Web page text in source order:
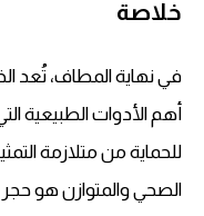
خلاصة
في نهاية المطاف، تُعد
أهم الأدوات الطبيعية
للحماية من متلازمة
الصحي والمتوازن هو